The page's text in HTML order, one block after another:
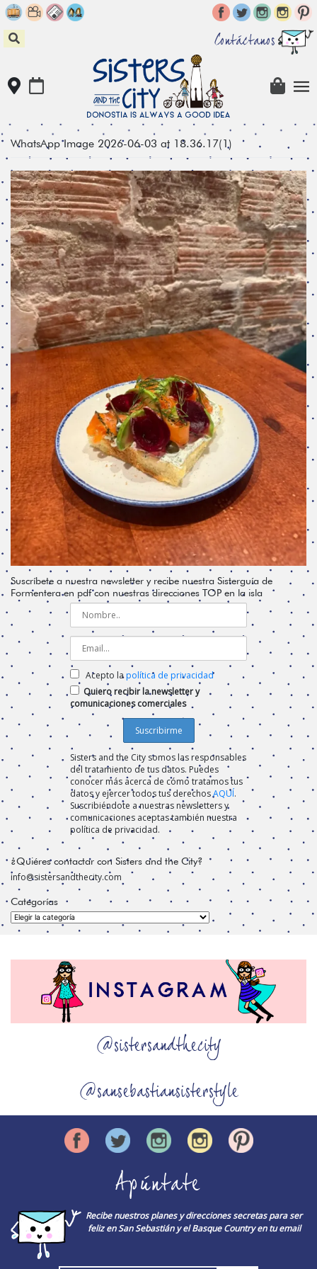
Skip
to
content
Contáctanos
WhatsApp Image 2026-06-03 at 18.36.17(1)
Suscríbete a nuestra newsletter y recibe nuestra Sisterguía de
Formentera en pdf con nuestras direcciones TOP en la isla
Acepto lapolítica de privacidad
Quiero recibir la newsletter y
comunicaciones comerciales
Sisters and the City somos las responsables
del tratamiento de tus datos. Puedes
conocer más acerca de cómo tratamos tus
datos y ejercer todos tus derechosAQUÍ.
Suscribiéndote a nuestras newsletters y
comunicaciones aceptas también nuestra
política de privacidad.
¿Quiéres contactar con Sisters and the City?
info@sistersandthecity.com
Categorías
Categorías
@sistersandthecity
@sansebastiansisterstyle
Apúntate
Recibe nuestros planes y direcciones secretas para ser
feliz en San Sebastián y el Basque Country en tu email